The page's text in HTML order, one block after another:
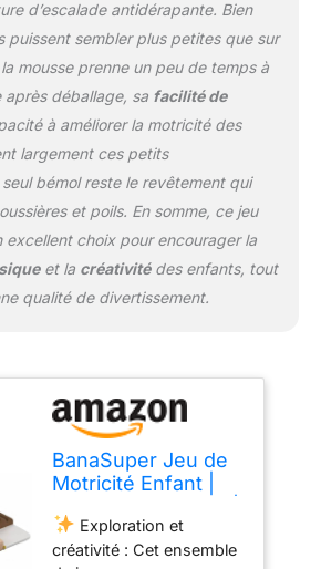
également dotée d'une
tête de fermeture éclair
cachée pour éviter
l'ingestion accidentelle
Facile à nettoyer et
durable : Fabriqués dans
un tissu doux, durable,
ces blocs sont faciles à
nettoyer. Ils sont dotés
de fermetures éclair pour
un démontage et un
lavage sans tracas, ce
ne nécessite aucun
assemblage. Il retrouvera
sa forme initiale dans les
48 heures et peut être
dans un coin, ce qui
atténue les problèmes de
d’escalade antidérapante. Bien
puissent sembler plus petites que sur
mousse prenne un peu de temps à
déballage, sa facilité de
à améliorer la motricité des
largement ces petits
bémol reste le revêtement qui
et poils. En somme, ce jeu
excellent choix pour encourager la
et la créativitédes enfants, tout
qualité de divertissement.
BanaSuper Jeu de
Motricité Enfant |
Blocs Mousse
Éducatifs avec
Exploration et
créativité : Cet ensemble